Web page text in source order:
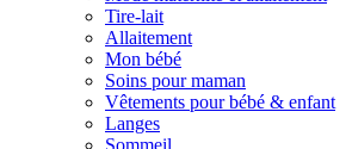
Tire-lait
Allaitement
Mon bébé
Soins pour maman
Vêtements pour bébé & enfant
Langes
Sommeil